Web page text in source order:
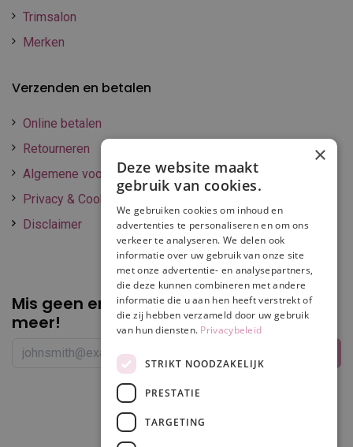
Trimsalon
Merken
Verzenden en betalen
Online betalen
Retourneren
Algemene voorwaarden
Privacy & Cookie policy
Disclaimer
Mis geen enkelepromotie of korting
meer!
×
Deze website maakt
gebruik van cookies.
We gebruiken cookies om inhoud en
advertenties te personaliseren en om ons
verkeer te analyseren. We delen ook
informatie over uw gebruik van onze site
met onze advertentie- en analysepartners,
die deze kunnen combineren met andere
informatie die u aan hen heeft verstrekt of
die zij hebben verzameld door uw gebruik
van hun diensten. Privacybeleid
STRIKT NOODZAKELIJK
PRESTATIE
TARGETING